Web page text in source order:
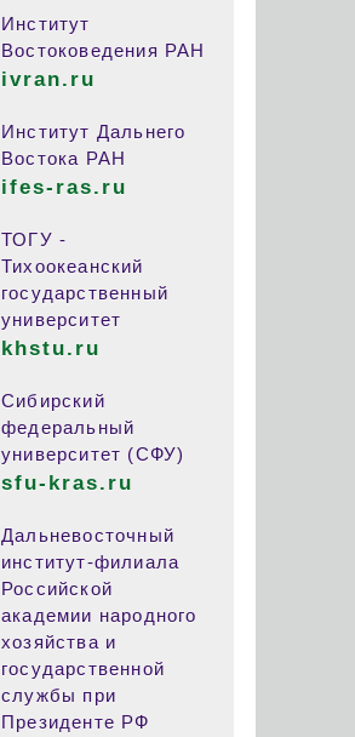
Институт
Востоковедения РАН
ivran.ru
Институт Дальнего
Востока РАН
ifes-ras.ru
ТОГУ -
Тихоокеанский
государственный
университет
khstu.ru
Сибирский
федеральный
университет (СФУ)
sfu-kras.ru
Дальневосточный
институт-филиала
Российской
академии народного
хозяйства и
государственной
службы при
Президенте РФ